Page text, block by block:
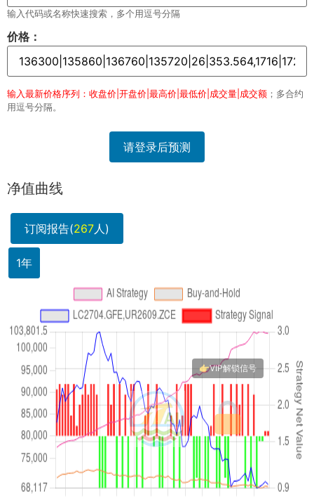
输入代码或名称快速搜索，多个用逗号分隔
价格：
输入最新价格序列：收盘价|开盘价|最高价|最低价|成交量|成交额 ；多合约
用逗号分隔。
请登录后预测
净值曲线
订阅报告(267人)
1年